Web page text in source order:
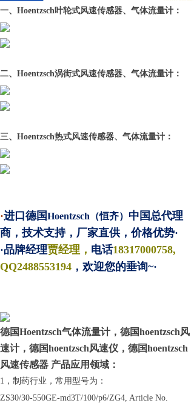
一、Hoentzsch叶轮式风速传感器、气体流量计：
二、Hoentzsch涡街式风速传感器、气体流量计：
三、Hoentzsch热式风速传感器、气体流量计：
·进口德国Hoentzsch（恒齐） 中国总代理
商，技术支持，厂家直供，价格优势·
·品牌经理贾经理， 电话18317000758,
QQ2488553194 ，欢迎您的垂询~·
德国Hoentzsch气体流量计，德国hoentzsch风
速计，德国hoentzsch风速仪，德国hoentzsch
风速传感器 产品应用领域：
1，制药行业，常用型号为：
ZS30/30-550GE-md3T/100/p6/ZG4, Article No.